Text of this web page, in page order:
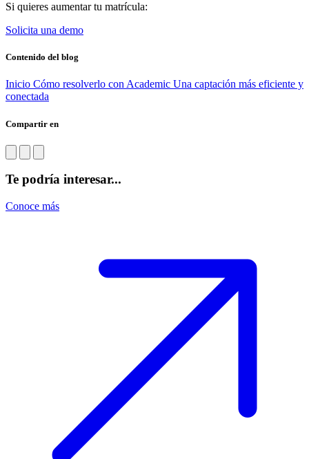
Si quieres aumentar tu matrícula:
Solicita una demo
Contenido del blog
Inicio Cómo resolverlo con Academic Una captación más eficiente y
conectada
Compartir en
Te podría interesar...
Conoce más